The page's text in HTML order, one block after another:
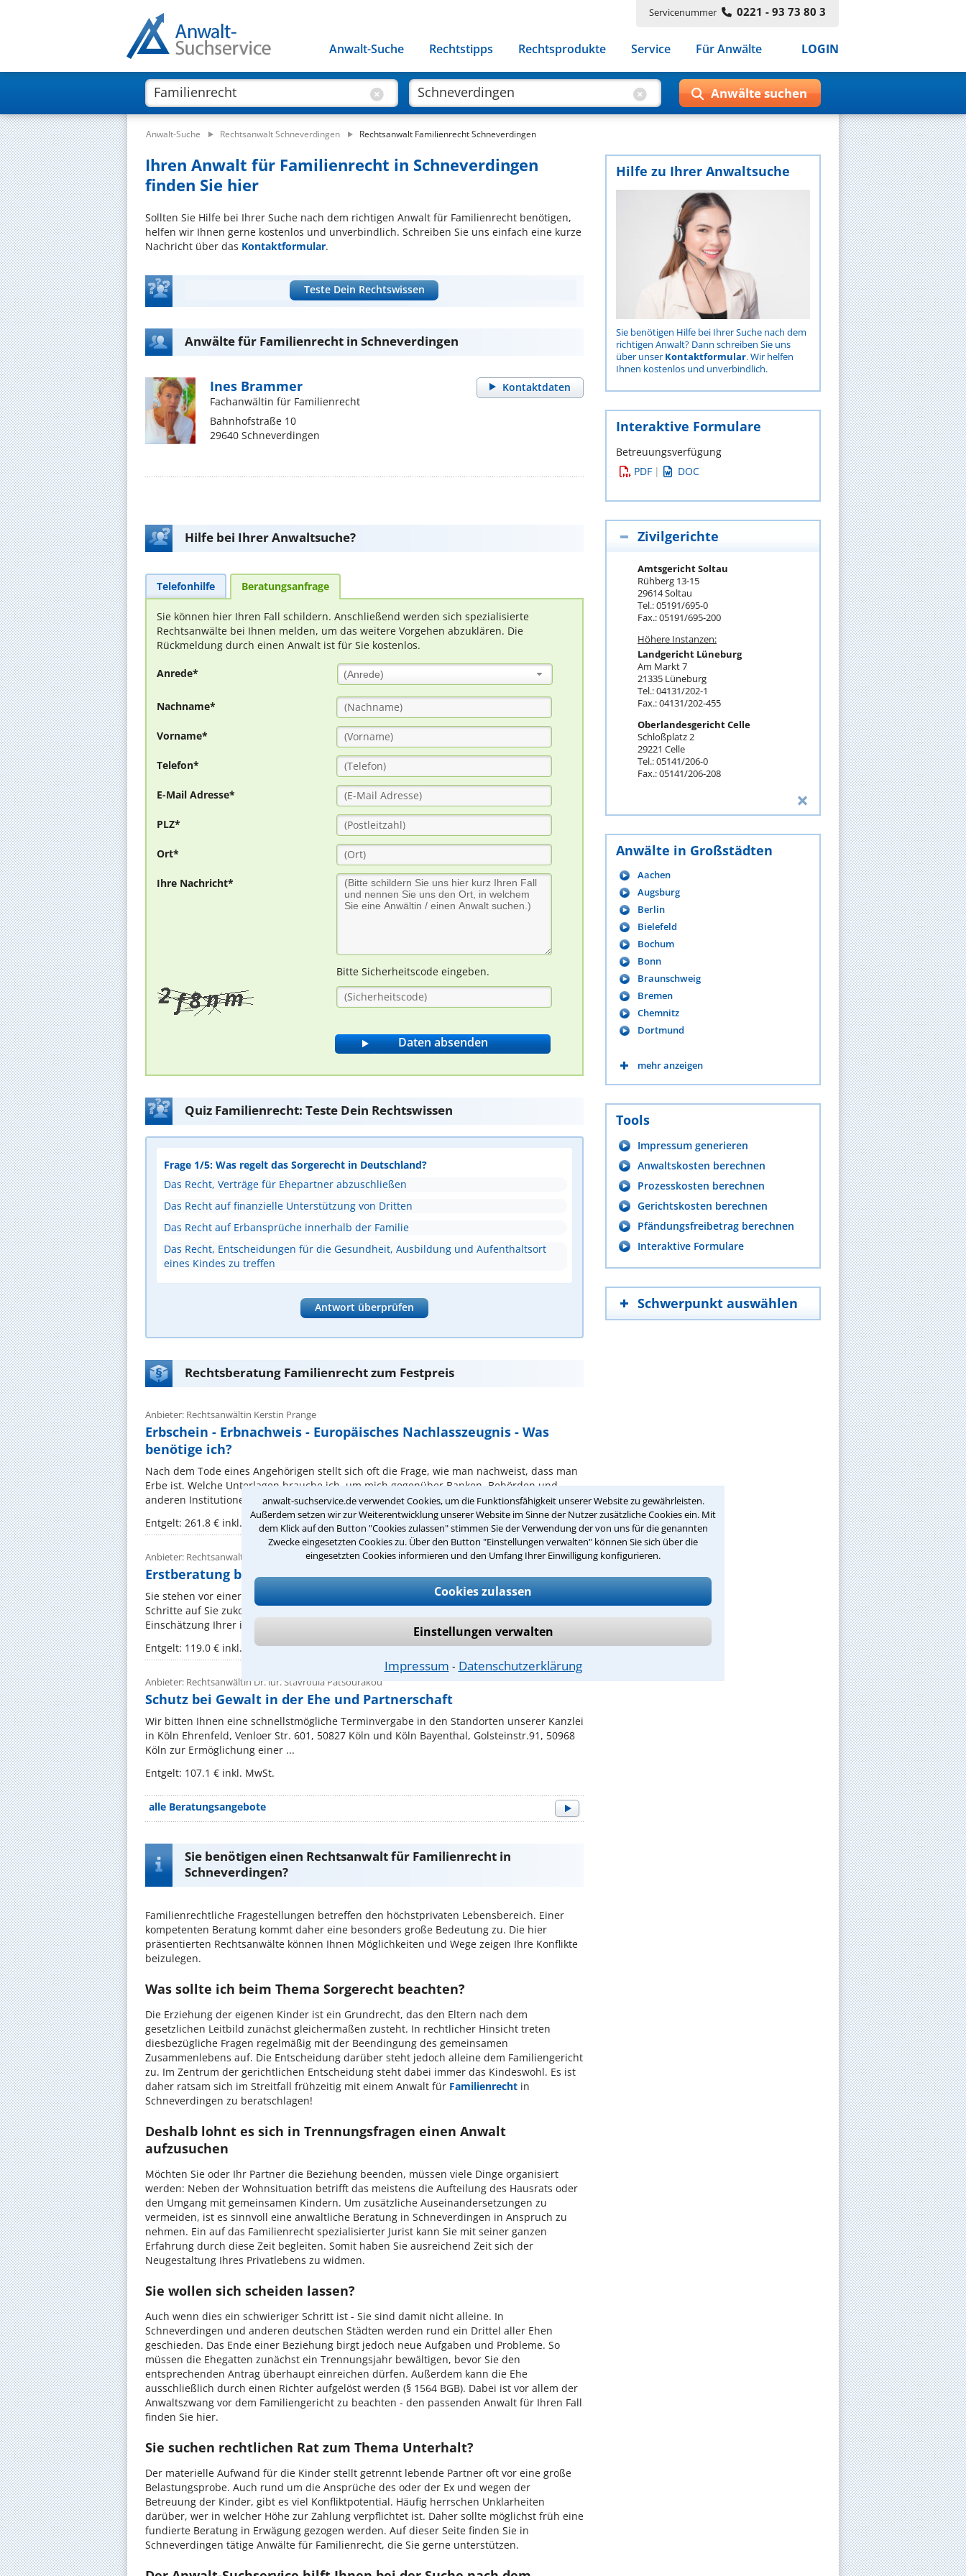
anwalt-suchservice.de verwendet Cookies, um die Funktionsfähigkeit unserer Website zu gewährleisten.
Außerdem setzen wir zur Weiterentwicklung unserer Website im Sinne der Nutzer zusätzliche Cookies ein. Mit
dem Klick auf den Button "Cookies zulassen" stimmen Sie der Verwendung der von uns für die genannten
Zwecke eingesetzten Cookies zu. Über den Button "Einstellungen verwalten" können Sie sich über die
eingesetzten Cookies informieren und den Umfang Ihrer Einwilligung konfigurieren.
Cookies zulassen
Einstellungen verwalten
Impressum ⁃ Datenschutzerklärung
Servicenummer 0221 - 93 73 80 3
Anwalt-Suche Rechtstipps Rechtsprodukte Service Für Anwälte LOGIN
Anwalt-Suche Rechtsanwalt Schneverdingen Rechtsanwalt Familienrecht Schneverdingen
Ihren Anwalt für Familienrecht in Schneverdingen
finden Sie hier
Sollten Sie Hilfe bei Ihrer Suche nach dem richtigen Anwalt für Familienrecht benötigen,
helfen wir Ihnen gerne kostenlos und unverbindlich. Schreiben Sie uns einfach eine kurze
Nachricht über das Kontaktformular.
Teste Dein Rechtswissen
Anwälte für Familienrecht in Schneverdingen
Kontaktdaten
Ines Brammer
Fachanwältin für Familienrecht
Bahnhofstraße 10
29640 Schneverdingen
Hilfe bei Ihrer Anwaltsuche?
Telefonhilfe Beratungsanfrage
Sie können hier Ihren Fall schildern. Anschließend werden sich spezialisierte
Rechtsanwälte bei Ihnen melden, um das weitere Vorgehen abzuklären. Die
Rückmeldung durch einen Anwalt ist für Sie kostenlos.
Anrede* (Anrede)
Nachname*
Vorname*
Telefon*
E-Mail Adresse*
PLZ*
Ort*
Ihre Nachricht*
Bitte Sicherheitscode eingeben.
Quiz Familienrecht: Teste Dein Rechtswissen
Frage 1/5: Was regelt das Sorgerecht in Deutschland?
Das Recht, Verträge für Ehepartner abzuschließen
Das Recht auf finanzielle Unterstützung von Dritten
Das Recht auf Erbansprüche innerhalb der Familie
Das Recht, Entscheidungen für die Gesundheit, Ausbildung und Aufenthaltsort
eines Kindes zu treffen
Antwort überprüfen
Rechtsberatung Familienrecht zum Festpreis
Anbieter: Rechtsanwältin Kerstin Prange
Erbschein - Erbnachweis - Europäisches Nachlasszeugnis - Was
benötige ich?
Nach dem Tode eines Angehörigen stellt sich oft die Frage, wie man nachweist, dass man
Erbe ist. Welche Unterlagen brauche ich, um mich gegenüber Banken, Behörden und
anderen Institutionen als Erbe auszuweisen? Reicht die vom ...
Entgelt: 261.8 € inkl. MwSt.
Anbieter: Rechtsanwalt Ass. jur. Bernd Giese
Erstberatung bei Ehescheidung
Sie stehen vor einer Trennung oder Scheidung und möchten wissen, welche rechtlichen
Schritte auf Sie zukommen? In unserer Erstberatung erhalten Sie eine fundierte
Einschätzung Ihrer individuellen Situation – verständlich, diskret ...
Entgelt: 119.0 € inkl. MwSt.
Anbieter: Rechtsanwältin Dr. iur. Stavroula Patsourakou
Schutz bei Gewalt in der Ehe und Partnerschaft
Wir bitten Ihnen eine schnellstmögliche Terminvergabe in den Standorten unserer Kanzlei
in Köln Ehrenfeld, Venloer Str. 601, 50827 Köln und Köln Bayenthal, Golsteinstr.91, 50968
Köln zur Ermöglichung einer ...
Entgelt: 107.1 € inkl. MwSt.
alle Beratungsangebote
Sie benötigen einen Rechtsanwalt für Familienrecht in
Schneverdingen?
Familienrechtliche Fragestellungen betreffen den höchstprivaten Lebensbereich. Einer
kompetenten Beratung kommt daher eine besonders große Bedeutung zu. Die hier
präsentierten Rechtsanwälte können Ihnen Möglichkeiten und Wege zeigen Ihre Konflikte
beizulegen.
Was sollte ich beim Thema Sorgerecht beachten?
Die Erziehung der eigenen Kinder ist ein Grundrecht, das den Eltern nach dem
gesetzlichen Leitbild zunächst gleichermaßen zusteht. In rechtlicher Hinsicht treten
diesbezügliche Fragen regelmäßig mit der Beendingung des gemeinsamen
Zusammenlebens auf. Die Entscheidung darüber steht jedoch alleine dem Familiengericht
zu. Im Zentrum der gerichtlichen Entscheidung steht dabei immer das Kindeswohl. Es ist
daher ratsam sich im Streitfall frühzeitig mit einem Anwalt für Familienrecht in
Schneverdingen zu beratschlagen!
Deshalb lohnt es sich in Trennungsfragen einen Anwalt
aufzusuchen
Möchten Sie oder Ihr Partner die Beziehung beenden, müssen viele Dinge organisiert
werden: Neben der Wohnsituation betrifft das meistens die Aufteilung des Hausrats oder
den Umgang mit gemeinsamen Kindern. Um zusätzliche Auseinandersetzungen zu
vermeiden, ist es sinnvoll eine anwaltliche Beratung in Schneverdingen in Anspruch zu
nehmen. Ein auf das Familienrecht spezialisierter Jurist kann Sie mit seiner ganzen
Erfahrung durch diese Zeit begleiten. Somit haben Sie ausreichend Zeit sich der
Neugestaltung Ihres Privatlebens zu widmen.
Sie wollen sich scheiden lassen?
Auch wenn dies ein schwieriger Schritt ist - Sie sind damit nicht alleine. In
Schneverdingen und anderen deutschen Städten werden rund ein Drittel aller Ehen
geschieden. Das Ende einer Beziehung birgt jedoch neue Aufgaben und Probleme. So
müssen die Ehegatten zunächst ein Trennungsjahr bewältigen, bevor Sie den
entsprechenden Antrag überhaupt einreichen dürfen. Außerdem kann die Ehe
ausschließlich durch einen Richter aufgelöst werden (§ 1564 BGB). Dabei ist vor allem der
Anwaltszwang vor dem Familiengericht zu beachten - den passenden Anwalt für Ihren Fall
finden Sie hier.
Sie suchen rechtlichen Rat zum Thema Unterhalt?
Der materielle Aufwand für die Kinder stellt getrennt lebende Partner oft vor eine große
Belastungsprobe. Auch rund um die Ansprüche des oder der Ex und wegen der
Betreuung der Kinder, gibt es viel Konfliktpotential. Häufig herrschen Unklarheiten
darüber, wer in welcher Höhe zur Zahlung verpflichtet ist. Daher sollte möglichst früh eine
fundierte Beratung in Erwägung gezogen werden. Auf dieser Seite finden Sie in
Schneverdingen tätige Anwälte für Familienrecht, die Sie gerne unterstützen.
Hilfe zu Ihrer Anwaltsuche
Sie benötigen Hilfe bei Ihrer Suche nach dem
richtigen Anwalt? Dann schreiben Sie uns
über unser Kontaktformular. Wir helfen
Ihnen kostenlos und unverbindlich.
Interaktive Formulare
Betreuungsverfügung
PDF | DOC
Zivilgerichte
Amtsgericht Soltau
Rühberg 13-15
29614 Soltau
Tel.: 05191/695-0
Fax.: 05191/695-200
Höhere Instanzen:
Landgericht Lüneburg
Am Markt 7
21335 Lüneburg
Tel.: 04131/202-1
Fax.: 04131/202-455
Oberlandesgericht Celle
Schloßplatz 2
29221 Celle
Tel.: 05141/206-0
Fax.: 05141/206-208
Anwälte in Großstädten
Aachen
Augsburg
Berlin
Bielefeld
Bochum
Bonn
Braunschweig
Bremen
Chemnitz
Dortmund
mehr anzeigen
Tools
Impressum generieren
Anwaltskosten berechnen
Prozesskosten berechnen
Gerichtskosten berechnen
Pfändungsfreibetrag berechnen
Interaktive Formulare
Schwerpunkt auswählen